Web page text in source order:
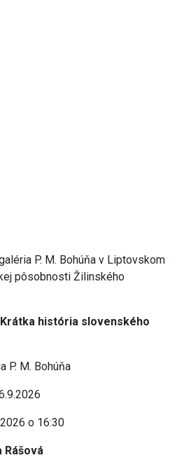
P. M. Bohúňa v Liptovskom
pôsobnosti Žilinského
Krátka história slovenského
P. M. Bohúňa
o 16:30
Rášová